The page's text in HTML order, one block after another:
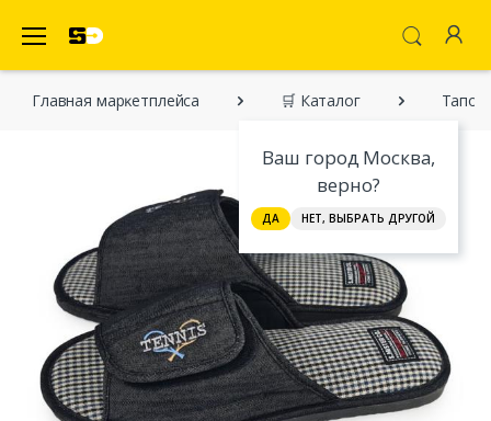
Ваш город Москва,
верно?
ДА НЕТ, ВЫБРАТЬ ДРУГОЙ
Главная марĸетплейса 🛒 Каталог